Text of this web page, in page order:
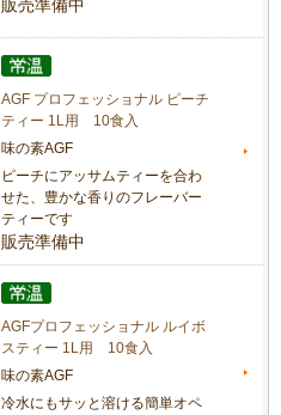
販売準備中
AGF プロフェッショナル ピーチ
ティー 1L用 10食入
味の素AGF
ピーチにアッサムティーを合わ
せた、豊かな香りのフレーバー
ティーです
販売準備中
AGFプロフェッショナル ルイボ
スティー 1L用 10食入
味の素AGF
冷水にもサッと溶ける簡単オペ